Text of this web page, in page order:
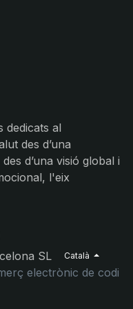
dedicats al
des d’una
d’una visió global i
l'eix
SL Català
electrònic de codi